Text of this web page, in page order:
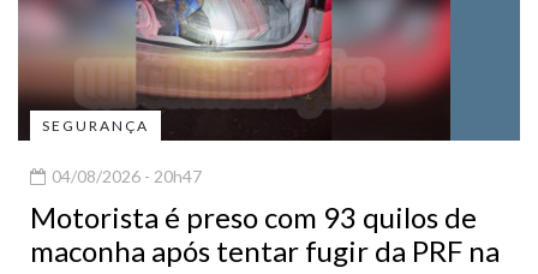
SEGURANÇA
04/08/2026 - 20h47
Motorista é preso com 93 quilos de
maconha após tentar fugir da PRF na